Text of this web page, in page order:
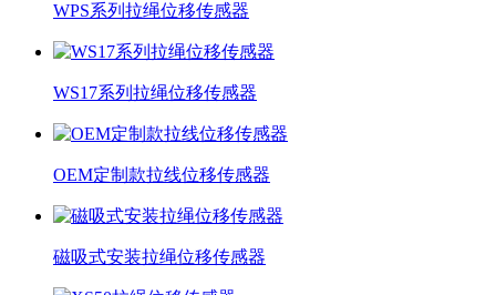
WPS系列拉绳位移传感器
WS17系列拉绳位移传感器
OEM定制款拉线位移传感器
磁吸式安装拉绳位移传感器